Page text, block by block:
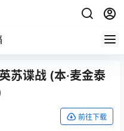
苏谍战 (本·麦金泰
前往下载